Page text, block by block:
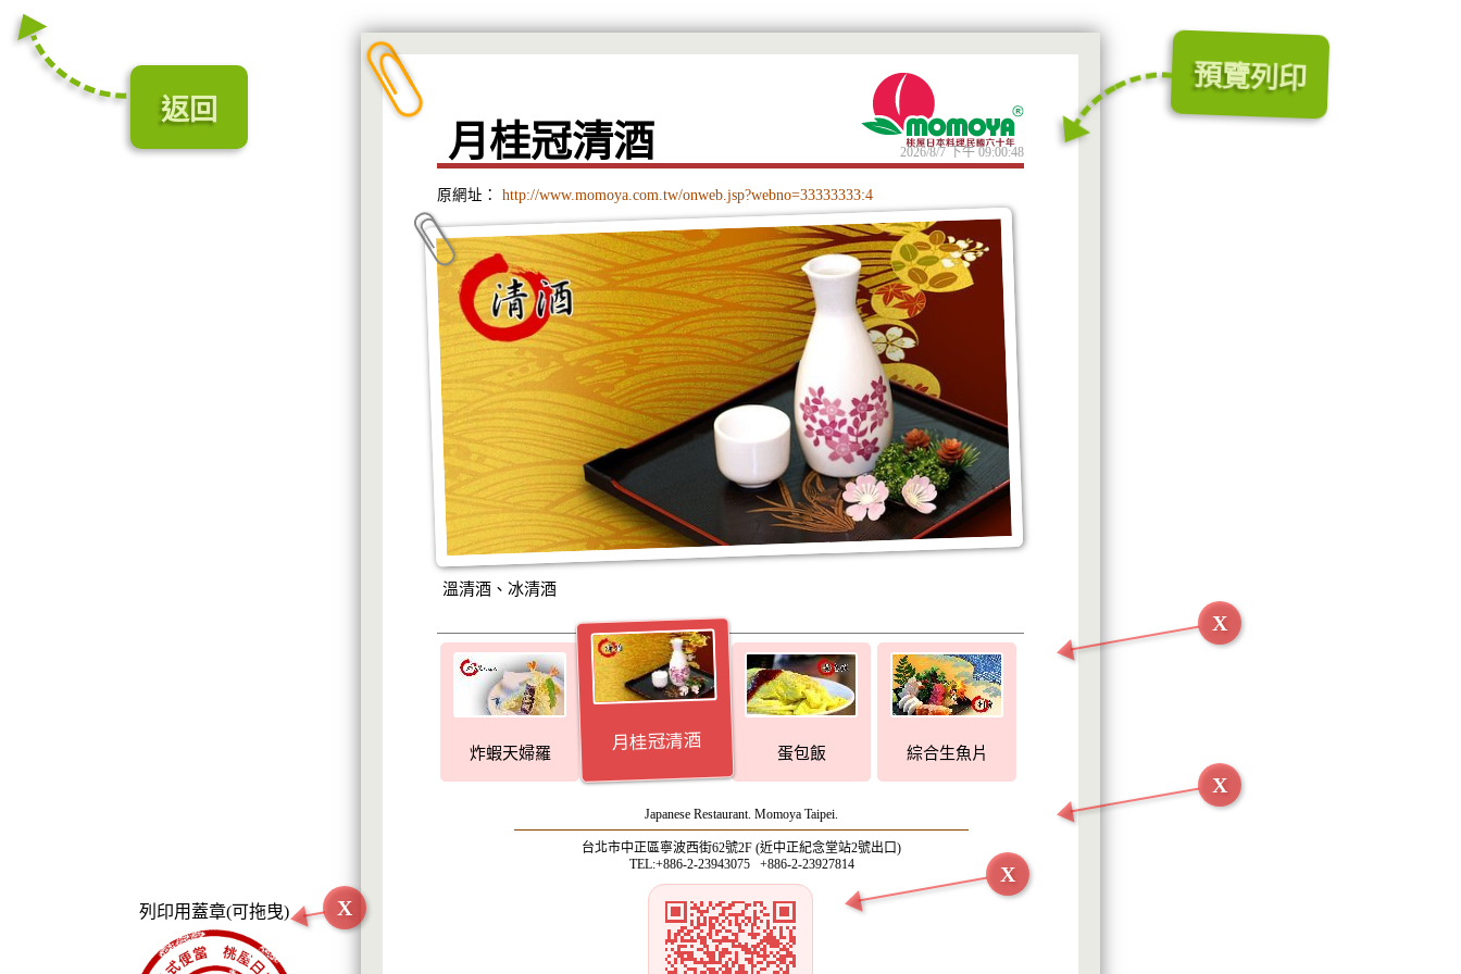
月桂冠清酒
原網址： http://www.momoya.com.tw/onweb.jsp?webno=33333333:4
2026/8/7 下午 09:00:48
溫清酒、冰清酒
炸蝦天婦羅
月桂冠清酒
蛋包飯 綜合生魚片
X
Japanese Restaurant. Momoya Taipei.
台北市中正區寧波西街62號2F (近中正紀念堂站2號出口)
TEL:+886-2-23943075 +886-2-23927814
X
X
X
預覽列印
返回